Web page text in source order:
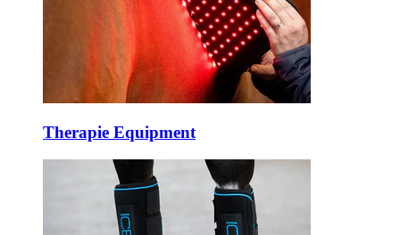
Therapie Equipment